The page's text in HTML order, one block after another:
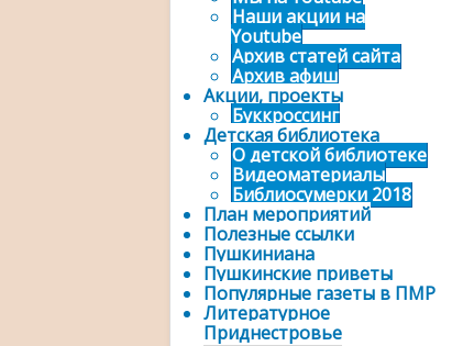
Наши акции на
Youtube
Архив статей сайта
Архив афиш
Акции, проекты
Буккроссинг
Детская библиотека
О детской библиотеке
Видеоматериалы
Библиосумерки 2018
План мероприятий
Полезные ссылки
Пушкиниана
Пушкинские приветы
Популярные газеты в ПМР
Литературное
Приднестровье